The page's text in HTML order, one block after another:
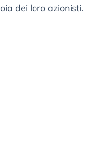
dei loro azionisti.